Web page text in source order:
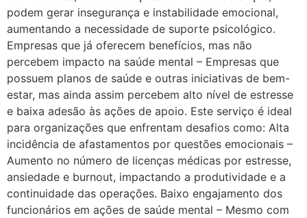
podem gerar insegurança e instabilidade emocional,
aumentando a necessidade de suporte psicológico.
Empresas que já oferecem benefícios, mas não
percebem impacto na saúde mental – Empresas que
possuem planos de saúde e outras iniciativas de bem-
estar, mas ainda assim percebem alto nível de estresse
e baixa adesão às ações de apoio. Este serviço é ideal
para organizações que enfrentam desafios como: Alta
incidência de afastamentos por questões emocionais –
Aumento no número de licenças médicas por estresse,
ansiedade e burnout, impactando a produtividade e a
continuidade das operações. Baixo engajamento dos
funcionários em ações de saúde mental – Mesmo com